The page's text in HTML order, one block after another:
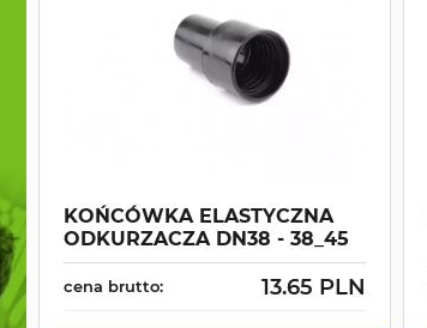
KOŃCÓWKA ELASTYCZNA
ODKURZACZA DN38 - 38_45
cena brutto: 13.65 PLN